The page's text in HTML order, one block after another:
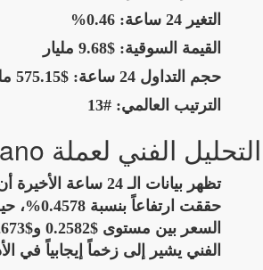
التغير 24 ساعة:
0.46%
القيمة السوقية: $9.68 مليار
حجم التداول 24 ساعة:
$575.15 مليون
الترتيب العالمي: #13
التحليل الفني لعملة Cardano
حققت ارتفاعاً
الفني يشير إلى زخماً إيجابياً في